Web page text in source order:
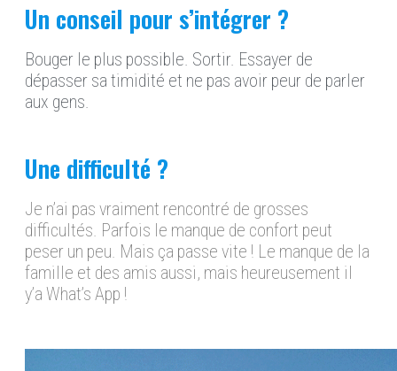
Un conseil pour s’intégrer ?
Bouger le plus possible. Sortir. Essayer de
dépasser sa timidité et ne pas avoir peur de parler
aux gens.
Une difficulté ?
Je n’ai pas vraiment rencontré de grosses
difficultés. Parfois le manque de confort peut
peser un peu. Mais ça passe vite ! Le manque de la
famille et des amis aussi, mais heureusement il
y’a What’s App !